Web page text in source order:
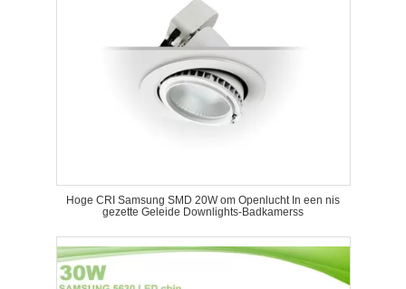
Hoge CRI Samsung SMD 20W om Openlucht In een nis
gezette Geleide Downlights-Badkamerss